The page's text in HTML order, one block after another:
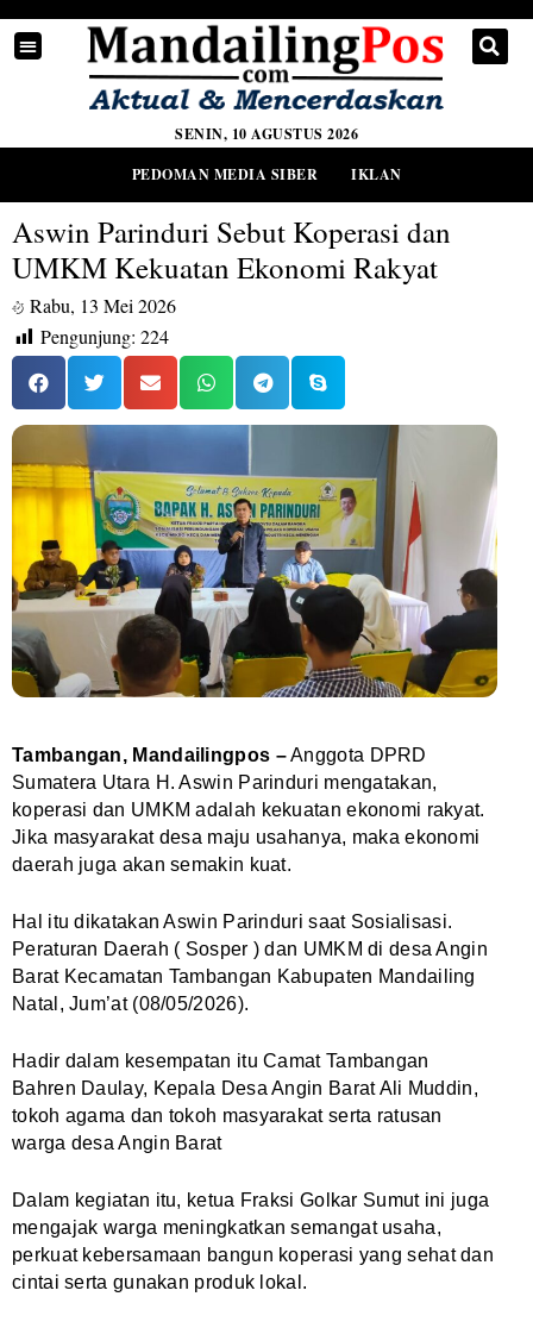
SENIN, 10 AGUSTUS 2026
PEDOMAN MEDIA SIBER
IKLAN
Aswin Parinduri Sebut Koperasi dan
UMKM Kekuatan Ekonomi Rakyat
Rabu, 13 Mei 2026
Pengunjung: 224
Tambangan, Mandailingpos –Anggota DPRD
Sumatera Utara H. Aswin Parinduri mengatakan,
koperasi dan UMKM adalah kekuatan ekonomi rakyat.
Jika masyarakat desa maju usahanya, maka ekonomi
daerah juga akan semakin kuat.
Hal itu dikatakan Aswin Parinduri saat Sosialisasi.
Peraturan Daerah ( Sosper ) dan UMKM di desa Angin
Barat Kecamatan Tambangan Kabupaten Mandailing
Natal, Jum’at (08/05/2026).
Hadir dalam kesempatan itu Camat Tambangan
Bahren Daulay, Kepala Desa Angin Barat Ali Muddin,
tokoh agama dan tokoh masyarakat serta ratusan
warga desa Angin Barat
Dalam kegiatan itu, ketua Fraksi Golkar Sumut ini juga
mengajak warga meningkatkan semangat usaha,
perkuat kebersamaan bangun koperasi yang sehat dan
cintai serta gunakan produk lokal.